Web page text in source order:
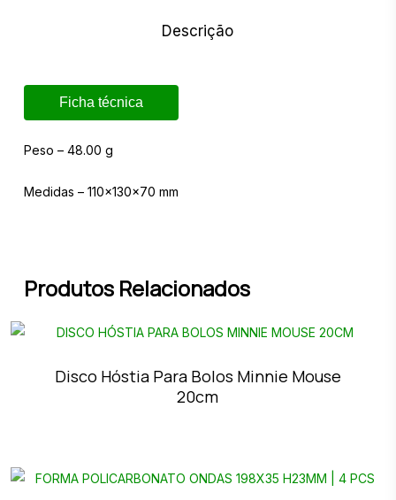
Descrição
Ficha técnica
Peso – 48.00 g
Medidas – 110x130x70 mm
Produtos Relacionados
Disco Hóstia Para Bolos Minnie Mouse
20cm